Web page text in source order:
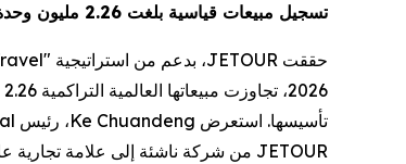
تسجيل مبيعات قياسية بلغت 2.26 مليون وحدة على مستوى العالم